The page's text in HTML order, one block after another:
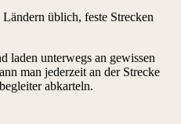
üblich, feste Strecken
laden unterwegs an gewissen
man jederzeit an der Strecke
abkarteln.